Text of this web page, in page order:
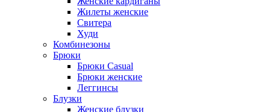
Жилеты женские
Свитера
Худи
Комбинезоны
Брюки
Брюки Casual
Брюки женские
Леггинсы
Блузки
Женские блузки